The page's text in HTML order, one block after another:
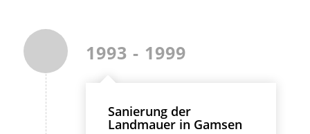
1993 - 1999
Sanierung der
Landmauer in Gamsen